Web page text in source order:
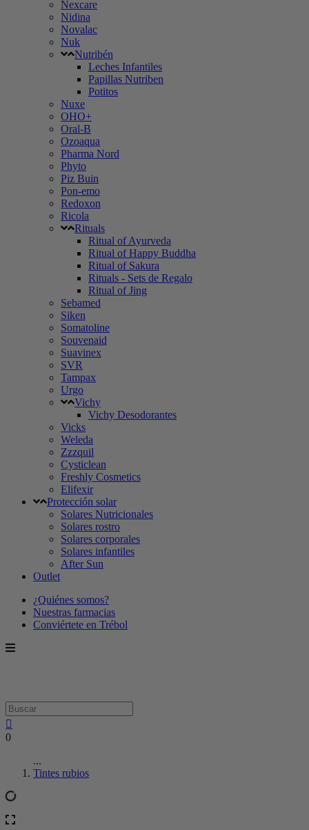
Nexcare
Nidina
Novalac
Nuk
Nutribén
Leches Infantiles
Papillas Nutriben
Potitos
Nuxe
OHO+
Oral-B
Ozoaqua
Pharma Nord
Phyto
Piz Buin
Pon-emo
Redoxon
Ricola
Rituals
Ritual of Ayurveda
Ritual of Happy Buddha
Ritual of Sakura
Rituals - Sets de Regalo
Ritual of Jing
Sebamed
Siken
Somatoline
Souvenaid
Suavinex
SVR
Tampax
Urgo
Vichy
Vichy Desodorantes
Vicks
Weleda
Zzzquil
Cysticlean
Freshly Cosmetics
Elifexir
Protección solar
Solares Nutricionales
Solares rostro
Solares corporales
Solares infantiles
After Sun
Outlet
¿Quiénes somos?
Nuestras farmacias
Conviértete en Trébol
0
...
Tintes rubios